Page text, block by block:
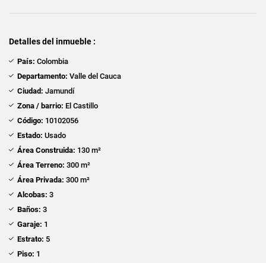
Detalles del inmueble :
País: Colombia
Departamento: Valle del Cauca
Ciudad: Jamundí
Zona / barrio: El Castillo
Código: 10102056
Estado: Usado
Área Construida: 130 m²
Área Terreno: 300 m²
Área Privada: 300 m²
Alcobas: 3
Baños: 3
Garaje: 1
Estrato: 5
Piso: 1